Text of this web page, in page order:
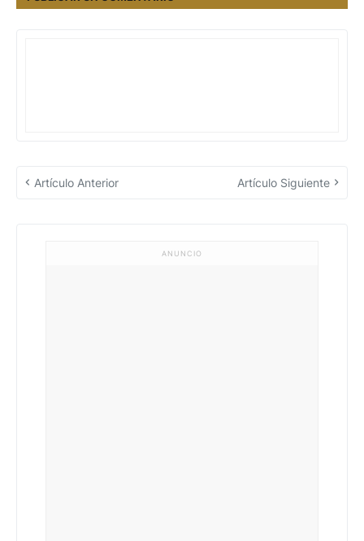
Artículo Anterior Artículo Siguiente
ANUNCIO